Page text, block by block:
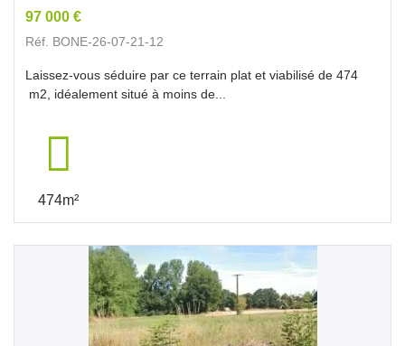
97 000 €
Réf. BONE-26-07-21-12
Laissez-vous séduire par ce terrain plat et viabilisé de 474
m2, idéalement situé à moins de...
474m²